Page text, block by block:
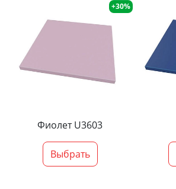
+30%
Фиолет U3603
Выбрать